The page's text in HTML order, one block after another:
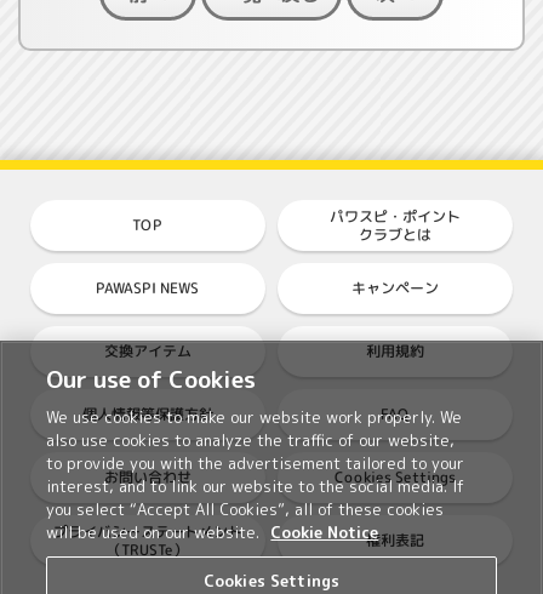
TOP パワスピ・ポイント
クラブとは
PAWASPI NEWS キャンペーン
交換アイテム 利用規約
個人情報等保護方針 FAQ
お問い合わせ Cookies Settings
プライバシーステートメント
（TRUSTe） 権利表記
Our use of Cookies
We use cookies to make our website work properly. We
also use cookies to analyze the traffic of our website,
to provide you with the advertisement tailored to your
interest, and to link our website to the social media. If
you select “Accept All Cookies”, all of these cookies
will be used on our website.
Cookie Notice
Cookies Settings